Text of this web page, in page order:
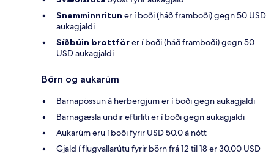
Snemminnritun er í boði (háð framboði) gegn 50 USD
aukagjaldi
Síðbúin brottförer í boði (háð framboði) gegn 50
USD aukagjaldi
Börn og aukarúm
Barnapössun á herbergjum er í boði gegn aukagjaldi
Barnagæsla undir eftirliti er í boði gegn aukagjaldi
Aukarúm eru í boði fyrir USD 50.0 á nótt
Gjald í flugvallarútu fyrir börn frá 12 til 18 er 30.00 USD